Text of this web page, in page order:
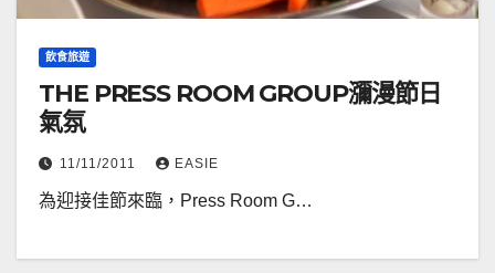
飲食旅遊
THE PRESS ROOM GROUP瀰漫節日
氣氛
11/11/2011 EASIE
為迎接佳節來臨，Press Room G…